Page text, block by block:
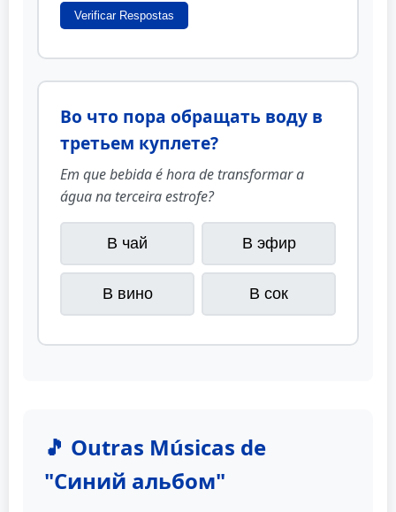
Verificar Respostas
Во что пора обращать воду в
третьем куплете?
Em que bebida é hora de transformar a
água na terceira estrofe?
В чай В эфир
В вино В сок
🎵 Outras Músicas de
"Синий альбом"